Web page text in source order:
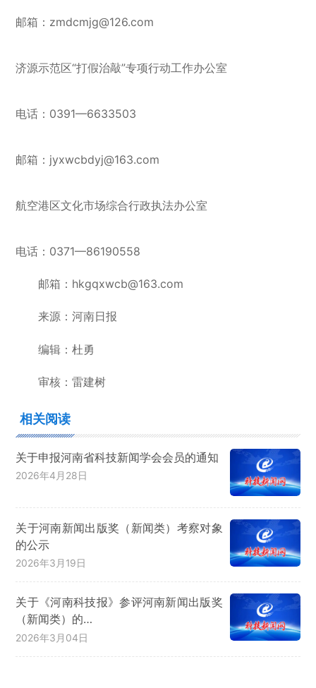
邮箱：zmdcmjg@126.com
济源示范区“打假治敲”专项行动工作办公室
电话：0391—6633503
邮箱：jyxwcbdyj@163.com
航空港区文化市场综合行政执法办公室
电话：0371—86190558
邮箱：hkgqxwcb@163.com
来源：河南日报
编辑：杜勇
审核：雷建树
相关阅读
关于申报河南省科技新闻学会会员的通知
2026年4月28日
关于河南新闻出版奖（新闻类）考察对象
的公示
2026年3月19日
关于《河南科技报》参评河南新闻出版奖
（新闻类）的…
2026年3月04日